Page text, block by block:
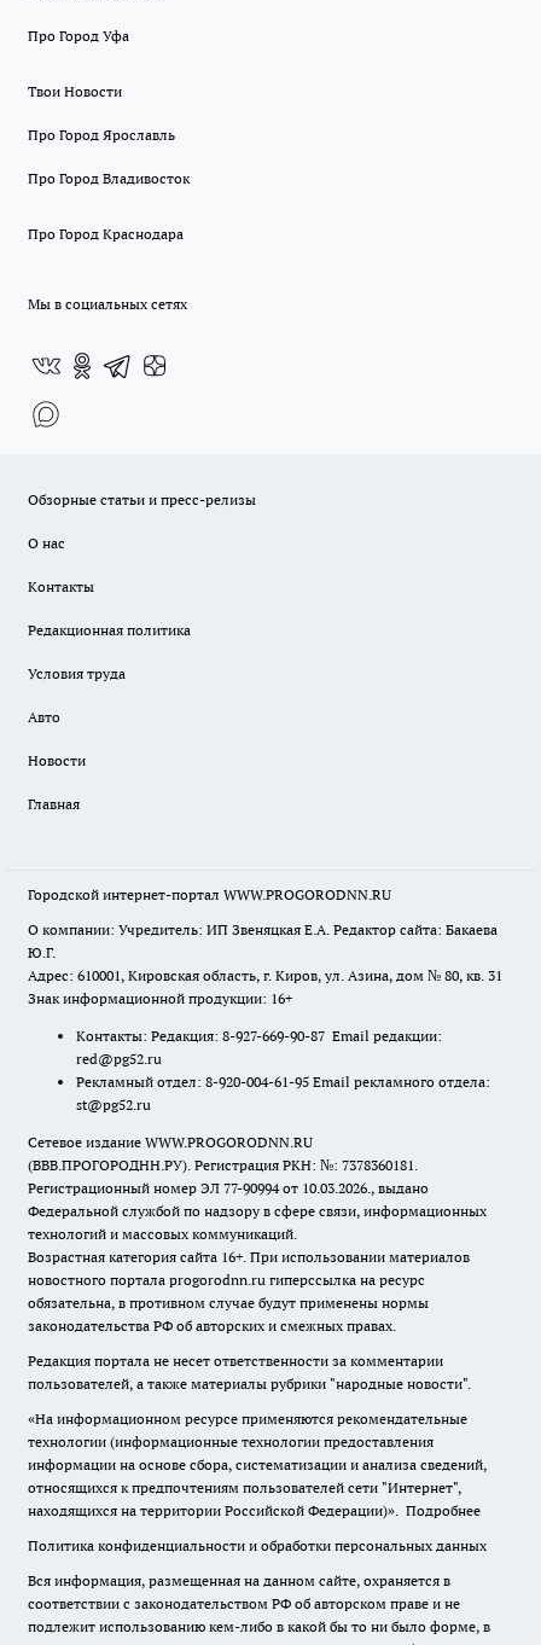
Про Город Уфа
Твои Новости
Про Город Ярославль
Про Город Владивосток
Про Город Краснодара
Мы в социальных сетях
Обзорные статьи и пресс-релизы
О нас
Контакты
Редакционная политика
Условия труда
Авто
Новости
Главная
Городской интернет-портал WWW.PROGORODNN.RU
О компании: Учредитель: ИП Звеняцкая Е.А. Редактор сайта: Бакаева
Ю.Г.
Адрес: 610001, Кировская область, г. Киров, ул. Азина, дом № 80, кв. 31
Знак информационной продукции: 16+
Контакты: Редакция: 8-927-669-90-87 Email редакции:
red@pg52.ru
Рекламный отдел: 8-920-004-61-95 Email рекламного отдела:
st@pg52.ru
Сетевое издание WWW.PROGORODNN.RU
(ВВВ.ПРОГОРОДНН.РУ). Регистрация РКН: №: 7378360181.
Регистрационный номер ЭЛ 77-90994 от 10.03.2026., выдано
Федеральной службой по надзору в сфере связи, информационных
технологий и массовых коммуникаций.
Возрастная категория сайта 16+. При использовании материалов
новостного портала progorodnn.ru гиперссылка на ресурс
обязательна, в противном случае будут применены нормы
законодательства РФ об авторских и смежных правах.
Редакция портала не несет ответственности за комментарии
пользователей, а также материалы рубрики "народные новости".
«На информационном ресурсе применяются рекомендательные
технологии (информационные технологии предоставления
информации на основе сбора, систематизации и анализа сведений,
относящихся к предпочтениям пользователей сети "Интернет",
находящихся на территории Российской Федерации)». Подробнее
Политика конфиденциальности и обработки персональных данных
Вся информация, размещенная на данном сайте, охраняется в
соответствии с законодательством РФ об авторском праве и не
подлежит использованию кем-либо в какой бы то ни было форме, в